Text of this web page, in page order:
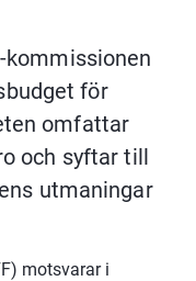
kommissionen
för
omfattar
och syftar till
utmaningar
motsvarar i